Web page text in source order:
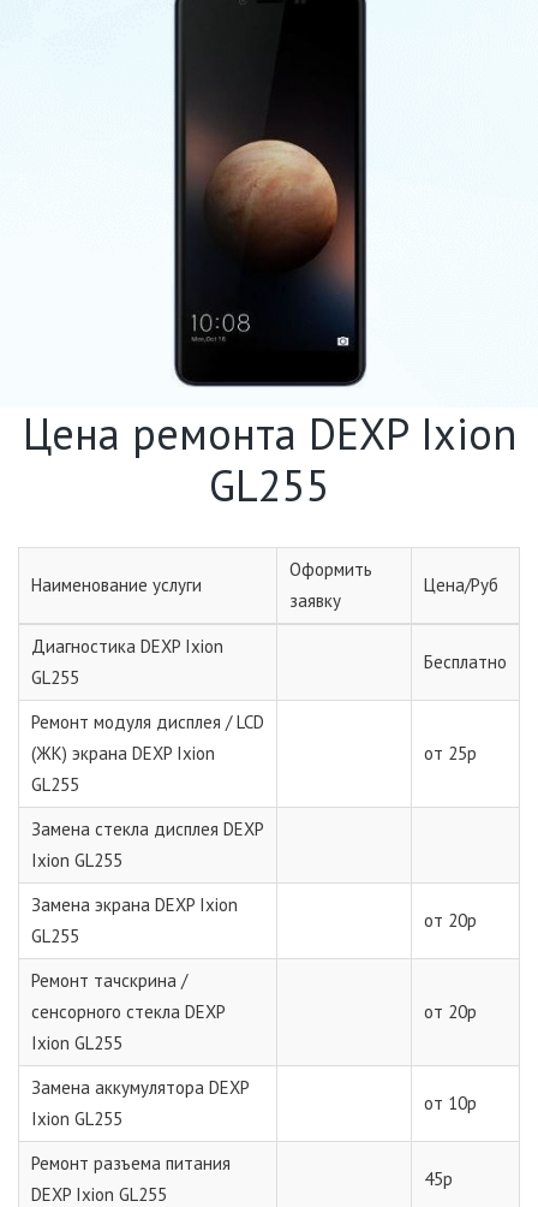
Цена ремонта DEXP Ixion
GL255
Наименование услуги
Оформить
заявку
Цена/Руб
Диагностика DEXP Ixion
GL255
Бесплатно
Ремонт модуля дисплея / LCD
(ЖК) экрана DEXP Ixion
GL255
от 25р
Замена стекла дисплея DEXP
Ixion GL255
Замена экрана DEXP Ixion
GL255
от 20р
Ремонт тачскрина /
сенсорного стекла DEXP
Ixion GL255
от 20р
Замена аккумулятора DEXP
Ixion GL255
от 10р
Ремонт разъема питания
DEXP Ixion GL255
45р